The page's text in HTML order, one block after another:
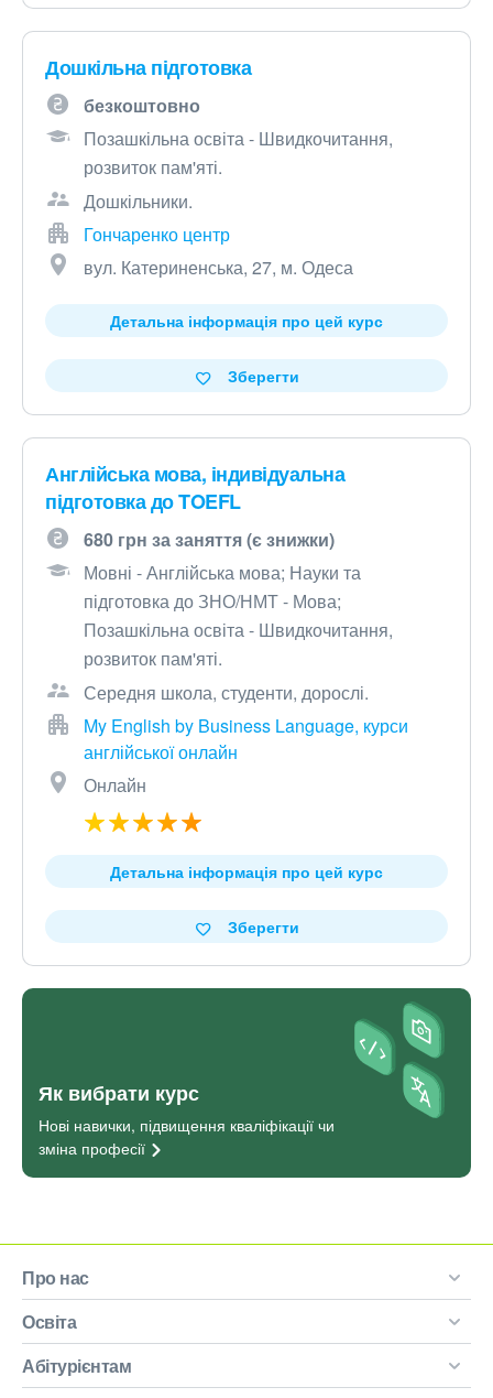
Дошкільна підготовка
безкоштовно
Позашкільна освіта - Швидкочитання,
розвиток пам'яті.
Дошкільники.
Гончаренко центр
вул. Катериненська, 27, м. Одеса
Детальна інформація про цей курс
Зберегти
Англійська мова, індивідуальна
підготовка до TOEFL
680 грн за заняття (є знижки)
Мовні - Англійська мова; Науки та
підготовка до ЗНО/НМТ - Мова;
Позашкільна освіта - Швидкочитання,
розвиток пам'яті.
Середня школа, студенти, дорослі.
My English by Business Language, курси
англійської онлайн
Онлайн
Детальна інформація про цей курс
Зберегти
Як вибрати курс
Нові навички, підвищення кваліфікації чи
зміна професії
Про нас
Освіта
Абітурієнтам